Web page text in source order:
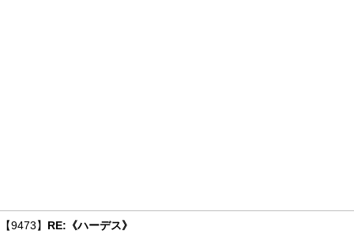
【9473】 RE:《ハーデス》